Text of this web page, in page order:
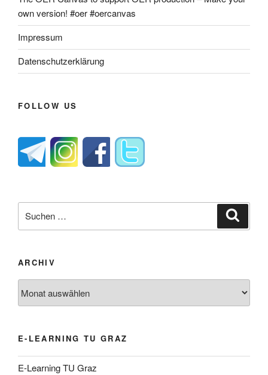
own version! #oer #oercanvas
Impressum
Datenschutzerklärung
FOLLOW US
nach:
ARCHIV
E-LEARNING TU GRAZ
E-Learning TU Graz